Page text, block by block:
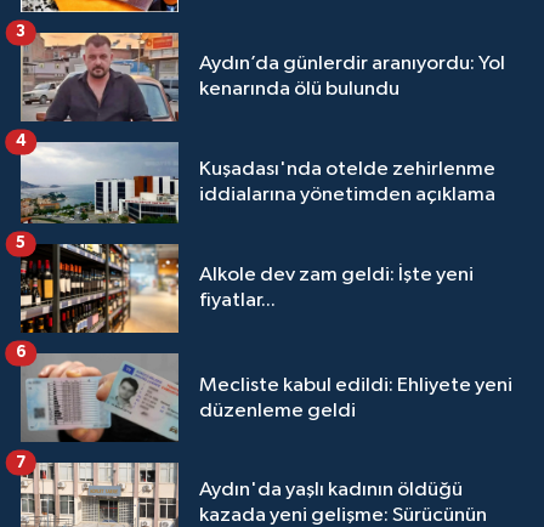
Aydın’da günlerdir aranıyordu: Yol
kenarında ölü bulundu
3
Kuşadası'nda otelde zehirlenme
iddialarına yönetimden açıklama
4
Alkole dev zam geldi: İşte yeni
fiyatlar...
5
Mecliste kabul edildi: Ehliyete yeni
düzenleme geldi
6
Aydın'da yaşlı kadının öldüğü
kazada yeni gelişme: Sürücünün
7